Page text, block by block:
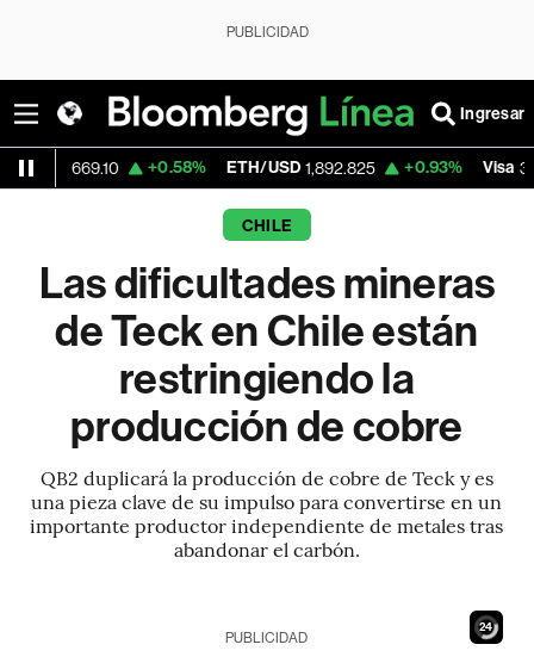
PUBLICIDAD
Ingresar
+0.58% ETH/USD 1,892.825 +0.93% Visa 368.11 -
CHILE
Las dificultades mineras
de Teck en Chile están
restringiendo la
producción de cobre
QB2 duplicará la producción de cobre de Teck y es
una pieza clave de su impulso para convertirse en un
importante productor independiente de metales tras
abandonar el carbón.
22
PUBLICIDAD